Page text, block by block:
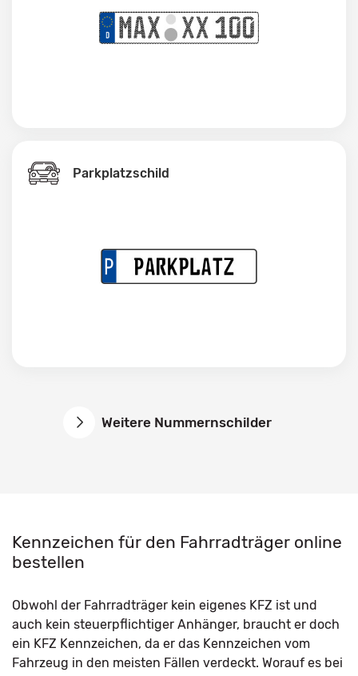
Parkplatzschild
Weitere Nummernschilder
Kennzeichen für den Fahrradträger online
bestellen
Obwohl der Fahrradträger kein eigenes KFZ ist und
auch kein steuerpflichtiger Anhänger, braucht er doch
ein KFZ Kennzeichen, da er das Kennzeichen vom
Fahrzeug in den meisten Fällen verdeckt. Worauf es bei